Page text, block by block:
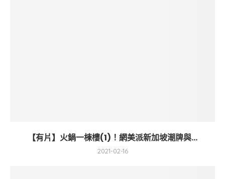
【有片】火鍋一棟樓(1)！網美派新加坡潮牌與...
2021-02-16